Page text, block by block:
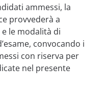
ammessi, la
provvederà a
le modalità di
convocando i
con riserva per
nel presente